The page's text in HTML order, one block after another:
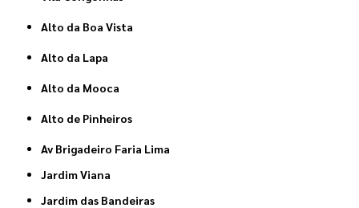
Alto da Boa Vista
Alto da Lapa
Alto da Mooca
Alto de Pinheiros
Av Brigadeiro Faria Lima
Jardim Viana
Jardim das Bandeiras